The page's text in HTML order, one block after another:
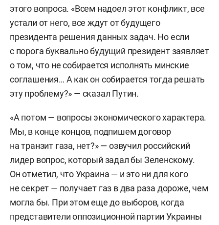
этого вопроса. «Всем надоел этот конфликт, все
устали от него, все ждут от будущего
президента решения данных задач. Но если
с порога буквально будущий президент заявляет
о том, что не собирается исполнять минские
соглашения… А как он собирается тогда решать
эту проблему?» — сказал Путин.
«А потом — вопросы экономического характера.
Мы, в конце концов, подпишем договор
на транзит газа, нет?» — озвучил российский
лидер вопрос, который задал бы Зеленскому.
Он отметил, что Украина — и это ни для кого
не секрет — получает газ в два раза дороже, чем
могла бы. При этом еще до выборов, когда
представители оппозиционной партии Украины